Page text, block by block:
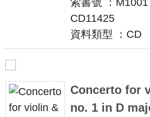
CD11425
資料類型 ：CD
Concerto for
no. 1 in D